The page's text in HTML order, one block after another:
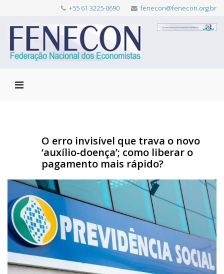
+55 61 3225-0690 fenecon@fenecon.org.br
O erro invisível que trava o novo
‘auxílio-doença’; como liberar o
pagamento mais rápido?